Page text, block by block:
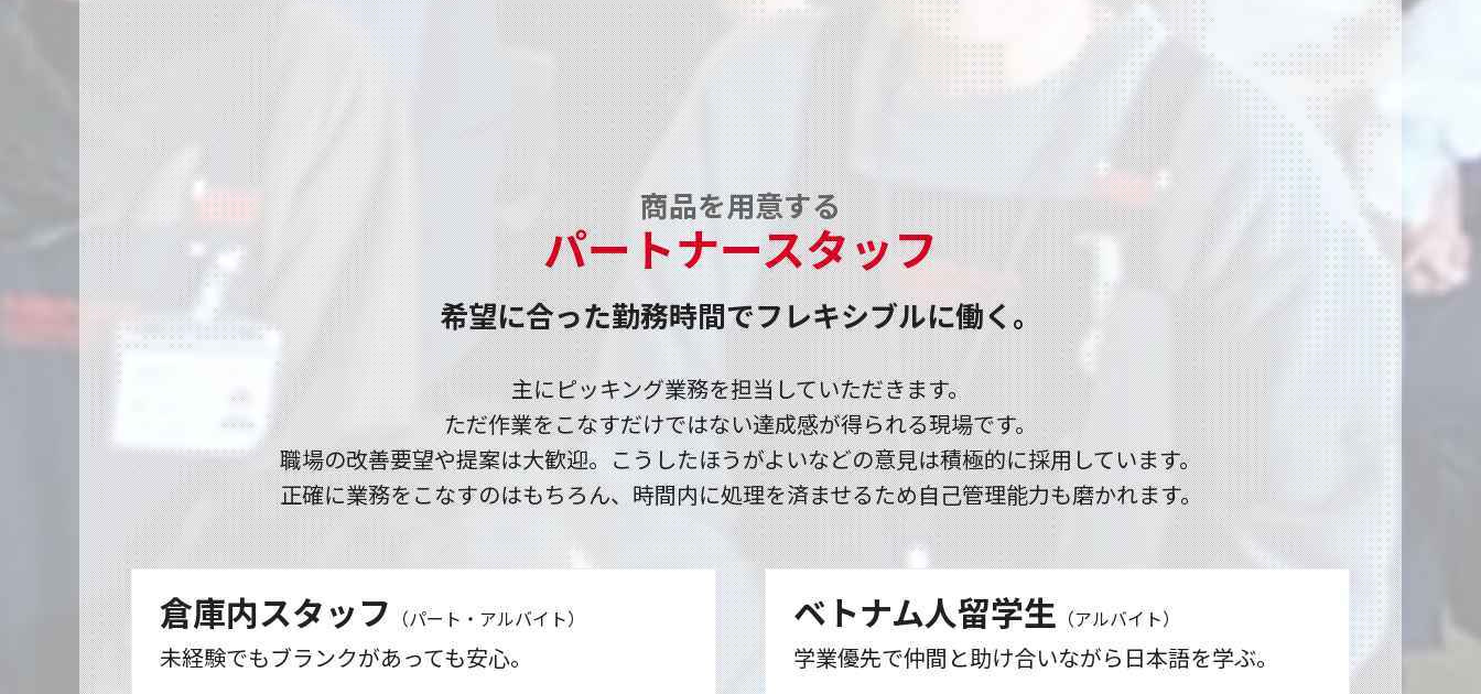
商品を用意する
パートナースタッフ
希望に合った勤務時間でフレキシブルに働く。
主にピッキング業務を担当していただきます。
ただ作業をこなすだけではない達成感が得られる現場です。
職場の改善要望や提案は大歓迎。こうしたほうがよいなどの意見は積極的に採用しています。
正確に業務をこなすのはもちろん、時間内に処理を済ませるため自己管理能力も磨かれます。
倉庫内スタッフ （パート・アルバイト）
未経験でもブランクがあっても安心。
ベトナム人留学生 （アルバイト）
学業優先で仲間と助け合いながら日本語を学ぶ。